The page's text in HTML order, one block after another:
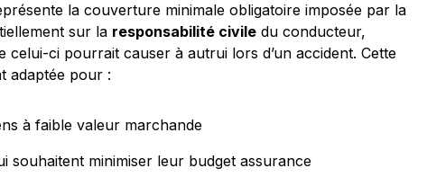
la couverture minimale obligatoire imposée par la
sur la responsabilité civile du conducteur,
celui-ci pourrait causer à autrui lors d’un accident. Cette
adaptée pour :
à faible valeur marchande
souhaitent minimiser leur budget assurance